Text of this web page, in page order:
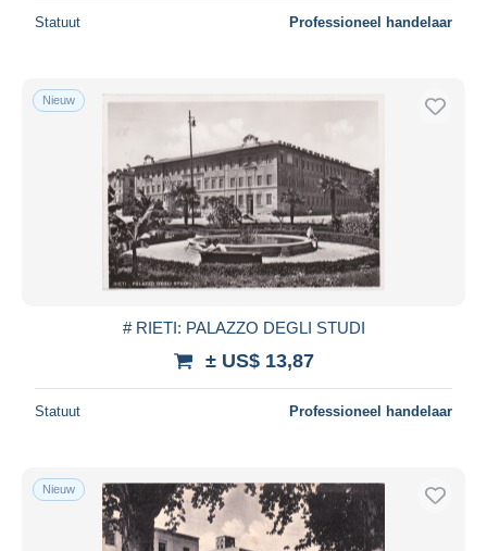
Statuut Professioneel handelaar
Nieuw
# RIETI: PALAZZO DEGLI STUDI
± US$ 13,87
Statuut Professioneel handelaar
Nieuw